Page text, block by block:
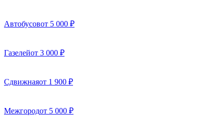
Автобусовот 5 000 ₽
Газелейот 3 000 ₽
Сдвижнаяот 1 900 ₽
Межгородот 5 000 ₽